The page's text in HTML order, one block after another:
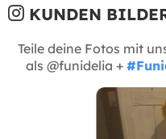
KUNDEN
Teile deine Fotos mit
als @funidelia +